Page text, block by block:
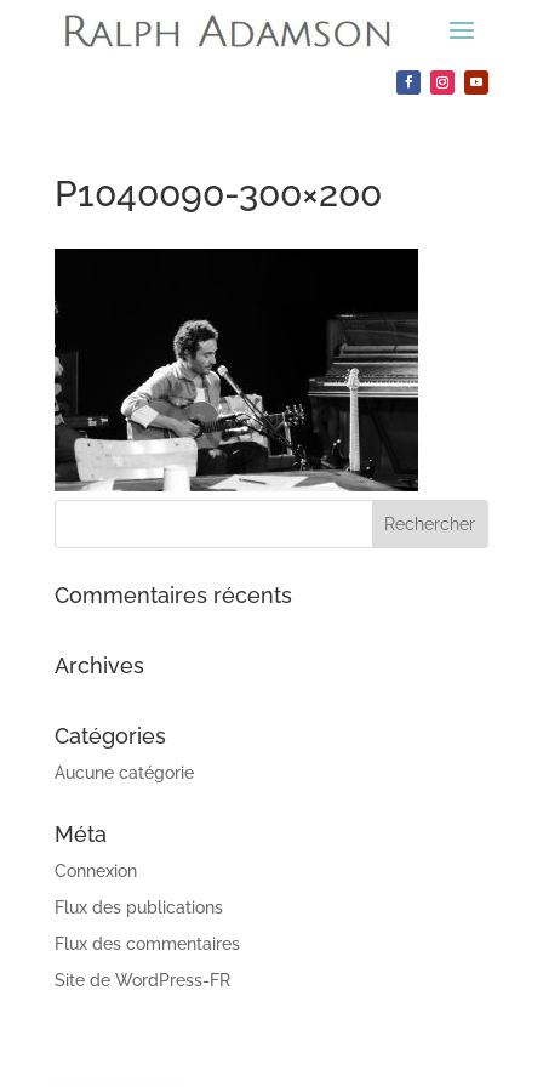
P1040090-300×200
Commentaires récents
Archives
Catégories
Aucune catégorie
Méta
Connexion
Flux des publications
Flux des commentaires
Site de WordPress-FR